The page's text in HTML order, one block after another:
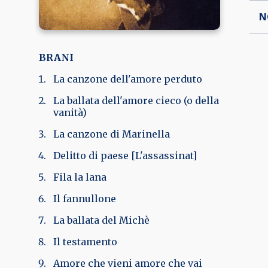
BRANI
La canzone dell'amore perduto
La ballata dell'amore cieco (o della
vanità)
La canzone di Marinella
Delitto di paese [L'assassinat]
Fila la lana
Il fannullone
La ballata del Michè
Il testamento
Amore che vieni amore che vai